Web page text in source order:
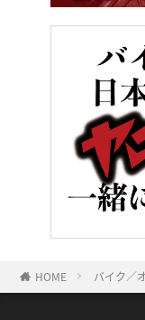
HOME バイク／